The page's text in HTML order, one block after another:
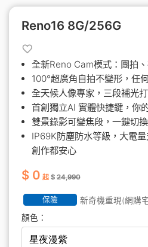
Reno16 8G/256G
全新Reno Cam模式：團拍
100°超廣角自拍不變形，任
全天候人像專家，三段補光
首創獨立AI 實體快捷鍵，你
雙景錄影可變焦段，一鍵切
IP69K防塵防水等級，大電
創作都安心
$ 0 起 $24,990
保險
新奇機重現(網購
顏色：